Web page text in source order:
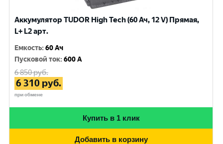
Аккумулятор TUDOR High Tech (60 Ач, 12 V) Прямая,
L+ L2 арт.
Емкость:60 Ач
Пусковой ток:600 A
6 850руб.
6 310 руб.
при обмене
Купить в 1 клик
Добавить в корзину